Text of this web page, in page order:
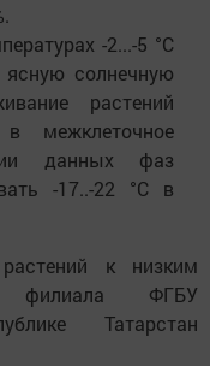
-2...-5 °С
солнечную
растений
межклеточное
данных фаз
-17..-22 °С в
к низким
филиала ФГБУ
Татарстан